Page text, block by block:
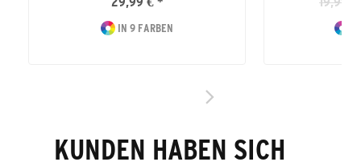
IN 9 FARBEN
KUNDEN HABEN SICH